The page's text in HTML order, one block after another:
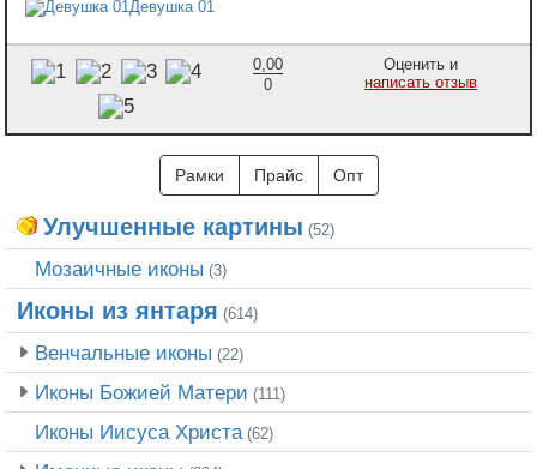
Девушка 01
0,00
0
Оценить и
написать отзыв
Рамки Прайс Опт
Улучшенные картины (52)
Мозаичные иконы (3)
Иконы из янтаря (614)
Венчальные иконы (22)
Иконы Божией Матери (111)
Иконы Иисуса Христа(62)